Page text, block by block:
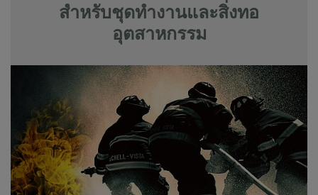
สำหรับชุดทำงานและสิ่งทอ
อุตสาหกรรม